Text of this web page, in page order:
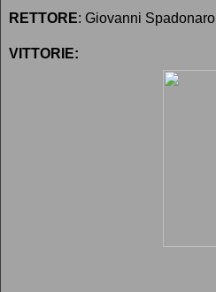
RETTORE: Giovanni Spadonaro
VITTORIE: